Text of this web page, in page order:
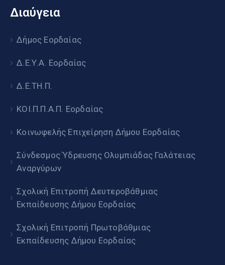
Διαύγεια
Δήμος Εορδαίας
Δ.Ε.Υ.Α. Εορδαίας
Δ.Ε.ΤΗ.Π.
ΚΟΙ.Π.Π.Α.Π. Εορδαίας
Κοινωφελής Επιχείρηση Δήμου Εορδαίας
Σύνδεσμος Ύδρευσης Ολυμπιάδας Γαλάτειας
Αναργύρων
Σχολική Επιτροπή Δευτεροβάθμιας
Εκπαίδευσης Δήμου Εορδαίας
Σχολική Επιτροπή Πρωτοβάθμιας
Εκπαίδευσης Δήμου Εορδαίας